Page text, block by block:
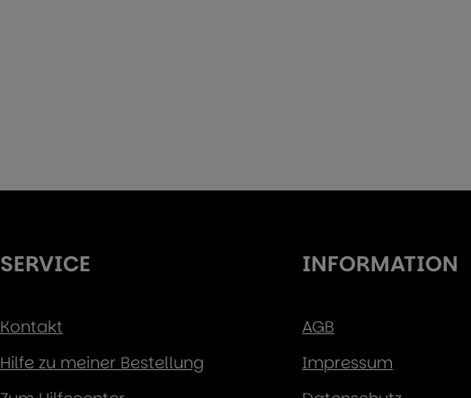
SERVICE
Kontakt
Hilfe zu meiner Bestellung
INFORMATION
AGB
Impressum